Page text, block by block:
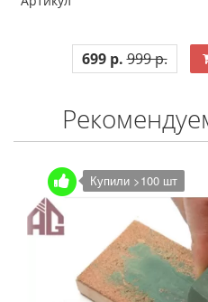
699 р. 999 р.
Купили >100 шт